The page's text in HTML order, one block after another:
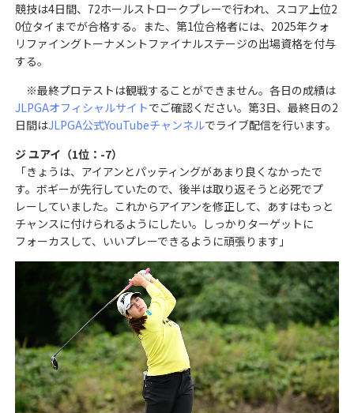
競技は4日間、72ホールストロークプレーで行われ、スコア上位2
0位タイまでが合格する。また、第1位合格者には、2025年クォ
リファイングトーナメントファイナルステージの出場資格を付与
する。
※最終プロテストは観戦することができません。各日の成績は
JLPGAオフィシャルサイトでご確認ください。第3日、最終日の2
日間はJLPGA公式YouTubeチャンネルでライブ配信を行います。
ジ ユアイ（1位：-7）
「きょうは、アイアンとパッティングがあまり良くなかったで
す。ボギーが先行していたので、後半は取り返そうと必死でプ
レーしていました。これからアイアンを修正して、あすはもっと
チャンスに付けられるようにしたい。しっかりターゲットに
フォーカスして、いいプレーできるように頑張ります」